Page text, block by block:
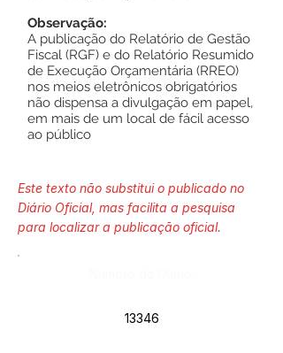
Observação:
A publicação do Relatório de Gestão
Fiscal (RGF) e do Relatório Resumido
de Execução Orçamentária (RREO)
nos meios eletrônicos obrigatórios
não dispensa a divulgação em papel,
em mais de um local de fácil acesso
ao público
Este texto não substitui o publicado no
Diário Oficial, mas facilita a pesquisa
para localizar a publicação oficial.
13346